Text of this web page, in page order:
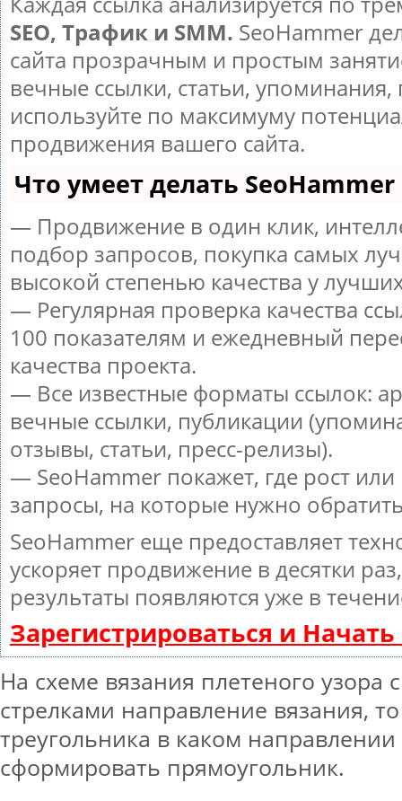
SEO, Трафик и SMM. SeoHammer
сайта прозрачным и простым
вечные ссылки, статьи, упоминания,
используйте по максимуму
продвижения вашего сайта.
Что умеет делать SeoHammer
— Продвижение в один клик,
подбор запросов, покупка самых
высокой степенью качества у
— Регулярная проверка качества
100 показателям и ежедневный
качества проекта.
— Все известные форматы ссылок:
вечные ссылки, публикации
отзывы, статьи, пресс-релизы).
— SeoHammer покажет, где рост или
запросы, на которые нужно
SeoHammer еще предоставляет
ускоряет продвижение в десятки
результаты появляются уже в
Зарегистрироваться и
На схеме вязания плетеного узора
стрелками направление вязания, то
треугольника в каком
сформировать прямоугольник.